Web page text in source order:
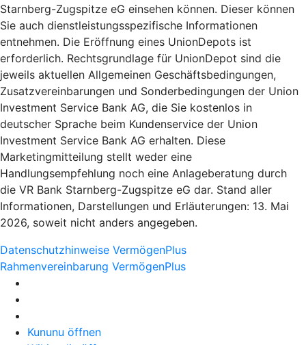
Starnberg-Zugspitze eG einsehen können. Dieser können
Sie auch dienstleistungsspezifische Informationen
entnehmen. Die Eröffnung eines UnionDepots ist
erforderlich. Rechtsgrundlage für UnionDepot sind die
jeweils aktuellen Allgemeinen Geschäftsbedingungen,
Zusatzvereinbarungen und Sonderbedingungen der Union
Investment Service Bank AG, die Sie kostenlos in
deutscher Sprache beim Kundenservice der Union
Investment Service Bank AG erhalten. Diese
Marketingmitteilung stellt weder eine
Handlungsempfehlung noch eine Anlageberatung durch
die VR Bank Starnberg-Zugspitze eG dar. Stand aller
Informationen, Darstellungen und Erläuterungen: 13. Mai
2026, soweit nicht anders angegeben.
Datenschutzhinweise VermögenPlus
Rahmenvereinbarung VermögenPlus
Kununu öffnen